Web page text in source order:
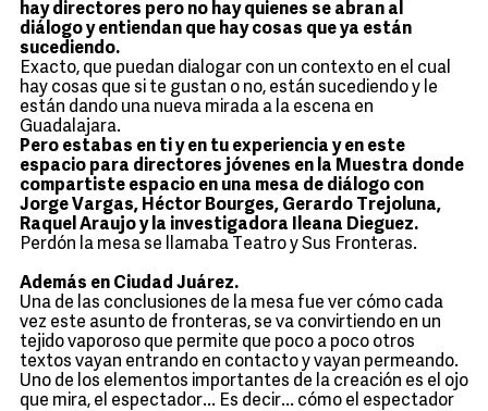
hay directores pero no hay quienes se abran al
diálogo y entiendan que hay cosas que ya están
sucediendo.
Exacto, que puedan dialogar con un contexto en el cual
hay cosas que si te gustan o no, están sucediendo y le
están dando una nueva mirada a la escena en
Guadalajara.
Pero estabas en ti y en tu experiencia y en este
espacio para directores jóvenes en la Muestra donde
compartiste espacio en una mesa de diálogo con
Jorge Vargas, Héctor Bourges, Gerardo Trejoluna,
Raquel Araujo y la investigadora Ileana Dieguez.
Perdón la mesa se llamaba Teatro y Sus Fronteras.
Además en Ciudad Juárez.
Una de las conclusiones de la mesa fue ver cómo cada
vez este asunto de fronteras, se va convirtiendo en un
tejido vaporoso que permite que poco a poco otros
textos vayan entrando en contacto y vayan permeando.
Uno de los elementos importantes de la creación es el ojo
que mira, el espectador... Es decir... cómo el espectador